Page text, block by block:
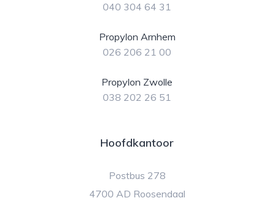
040 304 64 31
Propylon Arnhem
026 206 21 00
Propylon Zwolle
038 202 26 51
Hoofdkantoor
Postbus 278
4700 AD Roosendaal